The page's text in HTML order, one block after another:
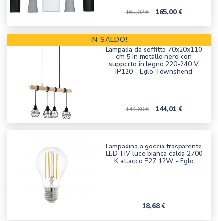
Prezzo corrente
165,02 € Prezzo
165,00 €
Lampada da soffitto 70x20x110
cm 5 in metallo nero con
supporto in legno 220-240 V
IP120 - Eglo Townshend
Prezzo corrente
144,60 € Prezzo
144,01 €
IN SALDO!
Lampadina a goccia trasparente
LED-HV luce bianca calda 2700
K attacco E27 12W - Eglo
Prezzo
18,68 €